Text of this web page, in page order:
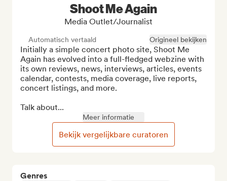
Genres
Shoot Me Again
Media Outlet/Journalist
Automatisch vertaald Origineel bekijken
Initially a simple concert photo site, Shoot Me
Again has evolved into a full-fledged webzine with
its own reviews, news, interviews, articles, events
calendar, contests, media coverage, live reports,
concert listings, and more.
Talk about...
Meer informatie
Bekijk vergelijkbare curatoren